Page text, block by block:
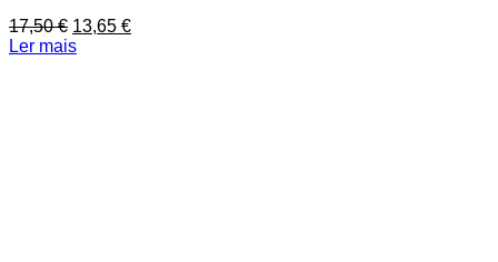
17,50€ O
preço
13,65 €O
Ler mais